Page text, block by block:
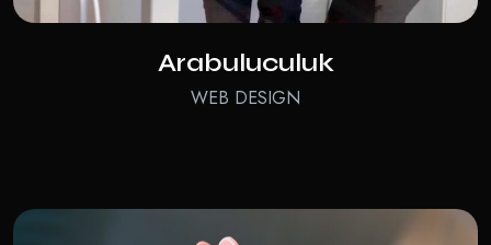
Arabuluculuk
WEB DESIGN